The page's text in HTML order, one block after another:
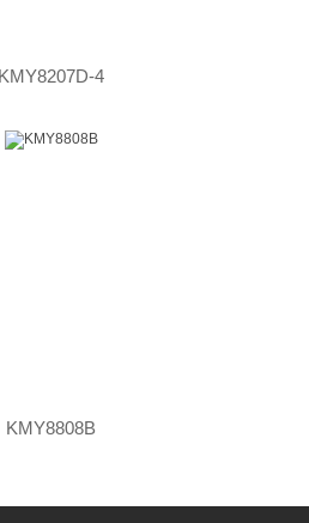
KMY8207D-4
KMY8808B